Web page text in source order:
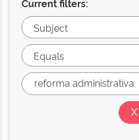
Current filters: